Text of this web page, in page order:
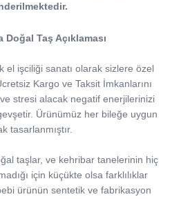
Doğal Taş Açıklaması
el işciliği sanatı olarak sizlere özel
Kargo ve Taksit İmkanlarını
ve stresi alacak negatif enerjilerinizi
Ürünümüz her bileğe uygun
tasarlanmıştır.
taşlar, ve kehribar tanelerinin hiç
için küçükte olsa farklılıklar
ürünün sentetik ve fabrikasyon